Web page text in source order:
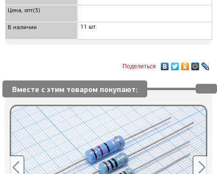
Цена, опт(3)
В наличии 11 шт.
Поделиться
Вместе с этим товаром покупают: